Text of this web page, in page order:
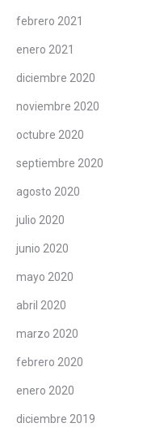
febrero 2021
enero 2021
diciembre 2020
noviembre 2020
octubre 2020
septiembre 2020
agosto 2020
julio 2020
junio 2020
mayo 2020
abril 2020
marzo 2020
febrero 2020
enero 2020
diciembre 2019